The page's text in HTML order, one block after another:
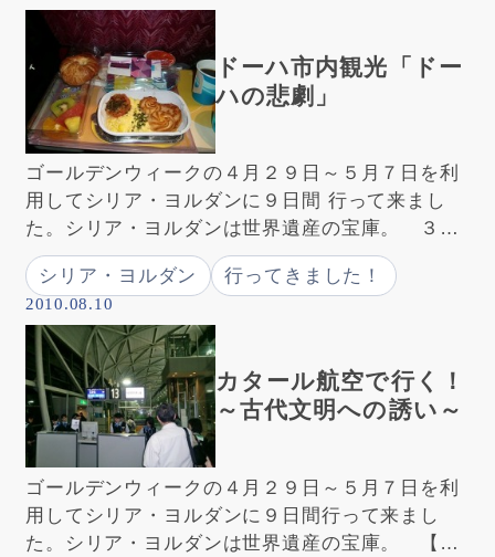
ドーハ市内観光「ドー
ハの悲劇」
ゴールデンウィークの４月２９日～５月７日を利
用してシリア・ヨルダンに９日間 行って来まし
た。シリア・ヨルダンは世界遺産の宝庫。 ３０
日午前６時（現地時間） 飛行時間は約１２時間
でカタールの首都ドーハに 着きました。ち […]
シリア・ヨルダン 行ってきました！
2010.08.10
カタール航空で行く！
～古代文明への誘い～
ゴールデンウィークの４月２９日～５月７日を利
用してシリア・ヨルダンに９日間行って来まし
た。シリア・ヨルダンは世界遺産の宝庫。 【旅